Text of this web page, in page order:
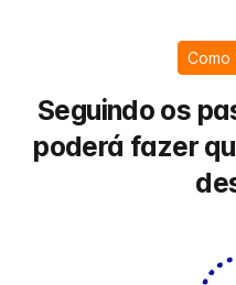
Como
Seguindo os
poderá fazer